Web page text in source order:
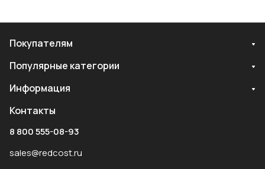
Покупателям
Популярные категории
Информация
Контакты
8 800 555-08-93
sales@redcost.ru